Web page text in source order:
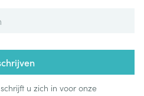
u zich in voor onze